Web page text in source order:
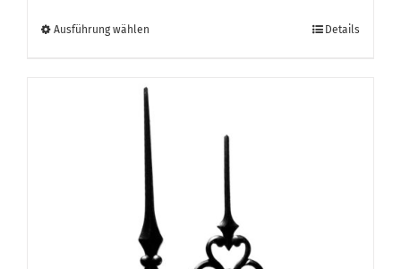
Ausführung wählen
mehrere
Varianten
auf.
Die
Optionen
können
Details